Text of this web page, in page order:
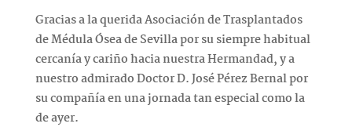
Gracias a la querida Asociación de Trasplantados
de Médula Ósea de Sevilla por su siempre habitual
cercanía y cariño hacia nuestra Hermandad, y a
nuestro admirado Doctor D. José Pérez Bernal por
su compañía en una jornada tan especial como la
de ayer.